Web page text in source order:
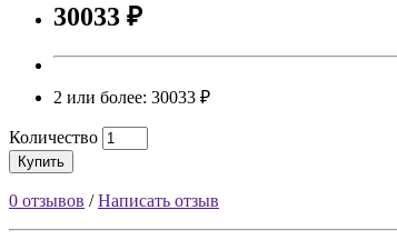
30033 ₽
2 или более: 30033 ₽
Количество
Купить
0 отзывов /Написать отзыв